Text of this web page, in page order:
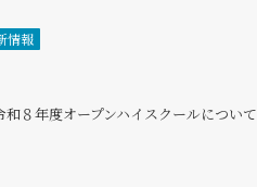
情報
和８年度オープンハイスクールについて